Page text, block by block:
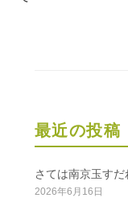
最近の投稿
さては南京玉すだ
2026年6月16日